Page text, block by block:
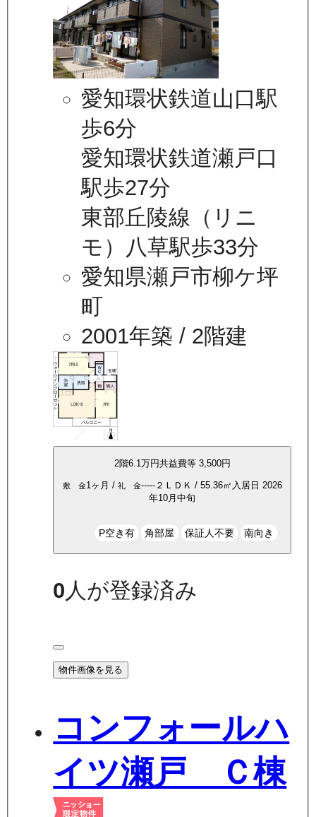
愛知環状鉄道山口駅
歩6分
愛知環状鉄道瀬戸口
駅歩27分
東部丘陵線（リニ
モ）八草駅歩33分
愛知県瀬戸市柳ケ坪
町
2001年築 / 2階建
2階6.1万円共益費等 3,500円
敷 金1ヶ月 / 礼 金-----２ＬＤＫ / 55.36㎡ 入居日 2026
年10月中旬
P空き有 角部屋 保証人不要 南向き
0 人が登録済み
物件画像を見る
コンフォールハ
イツ瀬戸 Ｃ棟